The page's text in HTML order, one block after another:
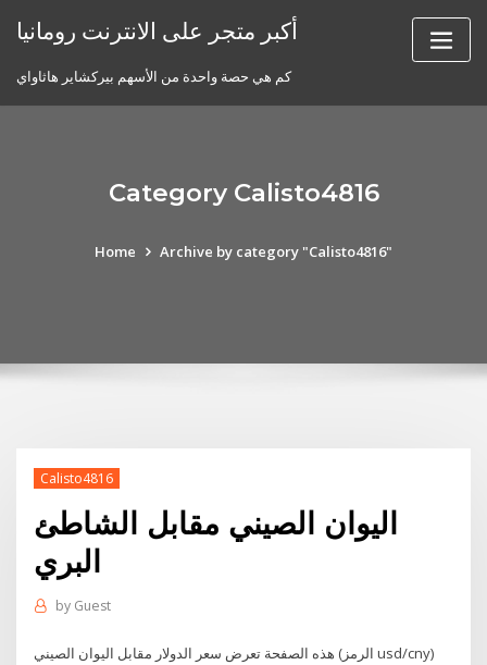
أكبر متجر على الانترنت رومانيا
كم هي حصة واحدة من الأسهم بيركشاير هاثاواي
Category Calisto4816
Home Archive by category "Calisto4816"
Calisto4816
اليوان الصيني مقابل الشاطئ
البري
by Guest
هذه الصفحة تعرض سعر الدولار مقابل اليوان الصيني (الرمز usd/cny)